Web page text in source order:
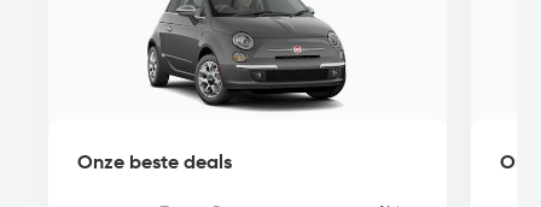
Onze beste deals